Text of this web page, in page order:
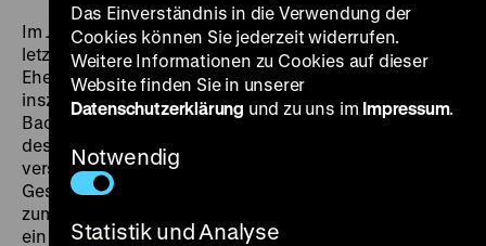
Im Juli 1960 beginnt die Produktion von Monroes
letztem vollständigen Film. Nach dem Drehbuch ihres
Ehemannes Arthur Miller erzählt das von John Huston
inszenierte, schwarz-weiße Drama von zwei (mit
Backstorys und weiblicher Solidarität ausgestatteten)
desillusionierten Frauen, die drei mindestens ebenso
versehrte Männer kennenlernen. Es ranken sich viele
Geschichten um Monroes Zustand und den ihrer Ehe
zum Zeitpunkt der Dreharbeiten. Dennoch entstand
ein beeindruckender, ernüchternder Spätwestern.
Das Einverständnis in die Verwendung der
Cookies können Sie jederzeit widerrufen.
Weitere Informationen zu Cookies auf dieser
Website finden Sie in unserer
Datenschutzerklärung und zu uns im Impressum.
Notwendig
Statistik und Analyse